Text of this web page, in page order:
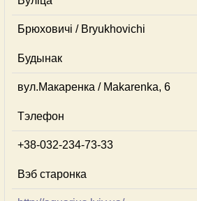
Брюховичі / Bryukhovichi
Будынак
вул.Макаренка / Makarenka, 6
Тэлефон
+38-032-234-73-33
Вэб старонка